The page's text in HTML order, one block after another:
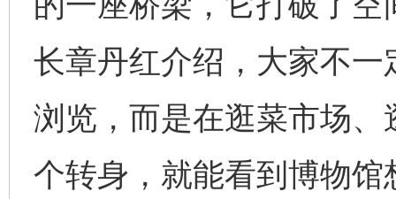
长章丹红介绍，大家不
浏览，而是在逛菜市场
个转身，就能看到博物